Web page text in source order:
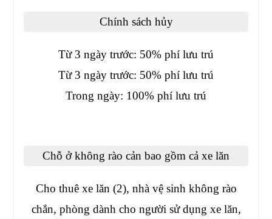
Chính sách hủy
Từ 3 ngày trước: 50% phí lưu trú
Từ 3 ngày trước: 50% phí lưu trú
Trong ngày: 100% phí lưu trú
Chỗ ở không rào cản bao gồm cả xe lăn
Cho thuê xe lăn (2), nhà vệ sinh không rào
chắn, phòng dành cho người sử dụng xe lăn,